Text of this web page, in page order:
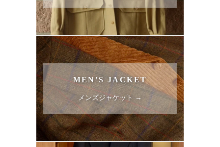
MEN’S JACKET
メンズジャケット →